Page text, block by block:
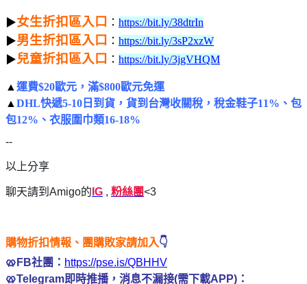
▶女生折扣區入口 ： https://bit.ly/38dtrIn
▶男生折扣區入口 ： https://bit.ly/3sP2xzW
▶ 兒童折扣區入口 ： https://bit.ly/3jgVHQM
▲ 運費$20歐元，滿$800歐元免運
▲ DHL快遞5-10日到貨，貨到台灣收關稅，稅金鞋子11%、包
包12%、衣服圍巾類16-18%
--
以上分享
聊天請到Amigo的 IG , 粉絲團<3
購物折扣情報、團購敗家請加入👇
🥨FB社團： https://pse.is/QBHHV
🥨Telegram即時推播，消息不漏接(需下載APP)：